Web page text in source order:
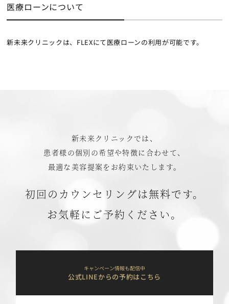
医療ローンについて
新未来クリニックは、FLEXにて医療ローンの利用が可能です。
新未来クリニックでは、
患者様の個別の希望や特徴に合わせて、
最適な美容提案をお約束いたします。
初回のカウンセリングは無料です。
お気軽にご予約ください。
キャンペーン情報も配信中
公式LINEからの予約はこちら